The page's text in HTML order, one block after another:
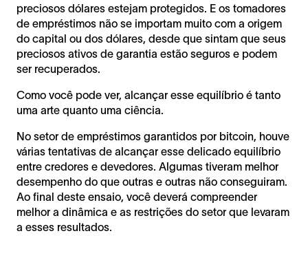
preciosos dólares estejam protegidos. E os tomadores
de empréstimos não se importam muito com a origem
do capital ou dos dólares, desde que sintam que seus
preciosos ativos de garantia estão seguros e podem
ser recuperados.
Como você pode ver, alcançar esse equilíbrio é tanto
uma arte quanto uma ciência.
No setor de empréstimos garantidos por bitcoin, houve
várias tentativas de alcançar esse delicado equilíbrio
entre credores e devedores. Algumas tiveram melhor
desempenho do que outras e outras não conseguiram.
Ao final deste ensaio, você deverá compreender
melhor a dinâmica e as restrições do setor que levaram
a esses resultados.